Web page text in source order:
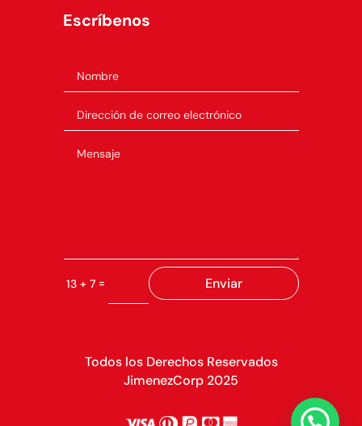
Escríbenos
13 + 7= Enviar
Todos los Derechos Reservados
JimenezCorp 2025